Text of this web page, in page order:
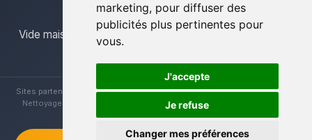
marketing, pour diffuser des
publicités plus pertinentes pour
vous.
J'accepte
Je refuse
Changer mes préférences
Vide maison province du luxembourg
Sites partenaires : Brocanteur Vide Maison | Vide Maison La Louvière
Nettoyage Vide Maisons
Vide Maison Hainaut